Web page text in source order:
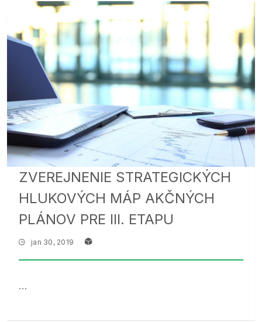
ZVEREJNENIE STRATEGICKÝCH
HLUKOVÝCH MÁP AKČNÝCH
PLÁNOV PRE III. ETAPU
jan 30, 2019